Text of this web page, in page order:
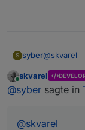
S syber@skvarel
hier
Online
skvarel
@syber sagte in
@skvarel